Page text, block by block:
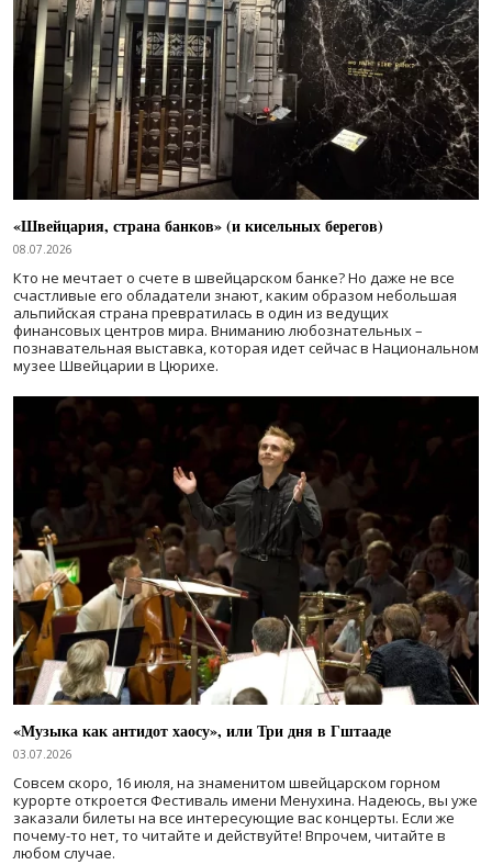
«Швейцария, страна банков» (и кисельных берегов)
08.07.2026
Кто не мечтает о счете в швейцарском банке? Но даже не все
счастливые его обладатели знают, каким образом небольшая
альпийская страна превратилась в один из ведущих
финансовых центров мира. Вниманию любознательных –
познавательная выставка, которая идет сейчас в Национальном
музее Швейцарии в Цюрихе.
«Музыка как антидот хаосу», или Три дня в Гштааде
03.07.2026
Совсем скоро, 16 июля, на знаменитом швейцарском горном
курорте откроется Фестиваль имени Менухина. Надеюсь, вы уже
заказали билеты на все интересующие вас концерты. Если же
почему-то нет, то читайте и действуйте! Впрочем, читайте в
любом случае.